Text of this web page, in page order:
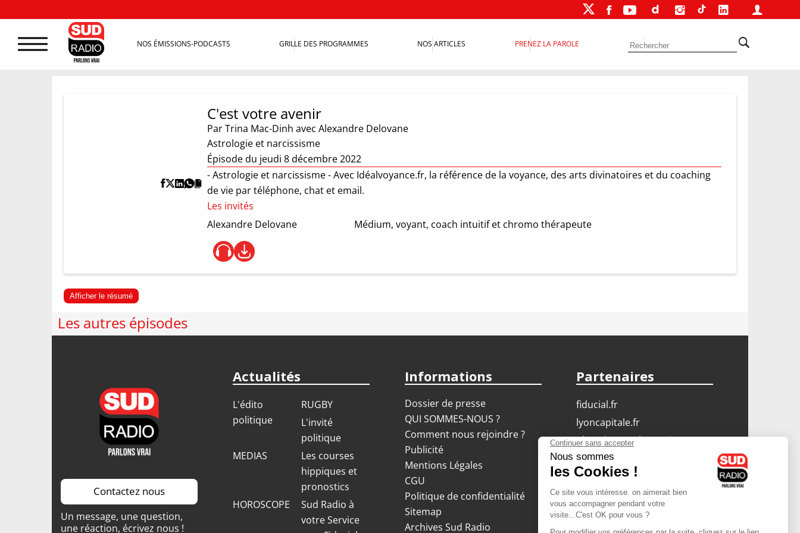
NOS ÉMISSIONS-PODCASTS GRILLE DES PROGRAMMES NOS ARTICLES PRENEZ LA PAROLE
C'est votre avenir
ParTrina Mac-Dinh avec Alexandre Delovane
Astrologie et narcissisme
Épisode du jeudi 8 décembre 2022
- Astrologie et narcissisme - Avec Idéalvoyance.fr, la référence de la voyance, des arts divinatoires et du coaching
de vie par téléphone, chat et email.
Les invités
Alexandre Delovane
Médium, voyant, coach intuitif et chromo thérapeute
Afficher le résumé
Les autres épisodes
Contactez nous
Un message, une question,
une réaction, écrivez nous !
Actualités
L'édito
politique
RUGBY
L'invité
politique
MEDIAS
Les courses
hippiques et
pronostics
HOROSCOPE
Sud Radio à
votre Service
Informations
Dossier de presse
QUI SOMMES-NOUS ?
Comment nous rejoindre ?
Publicité
Mentions Légales
CGU
Politique de confidentialité
Sitemap
Archives Sud Radio
Partenaires
fiducial.fr
lyoncapitale.fr
olympique-et-lyonnais.com
L'application Iphone
/ Android
Téléchargez l'application